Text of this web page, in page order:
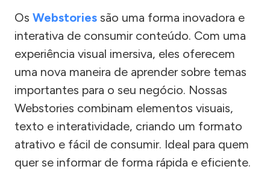
Os Webstories são uma forma inovadora e
interativa de consumir conteúdo. Com uma
experiência visual imersiva, eles oferecem
uma nova maneira de aprender sobre temas
importantes para o seu negócio. Nossas
Webstories combinam elementos visuais,
texto e interatividade, criando um formato
atrativo e fácil de consumir. Ideal para quem
quer se informar de forma rápida e eficiente.